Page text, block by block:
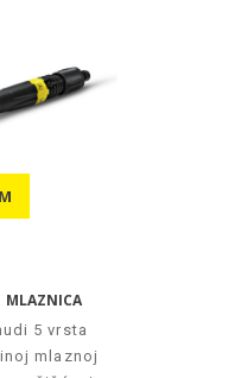
MLAZNICA
5 vrsta
mlaznoj